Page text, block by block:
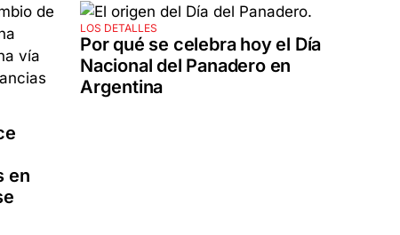
en
LOS DETALLES
Por qué se celebra hoy el Día
Nacional del Panadero en
Argentina